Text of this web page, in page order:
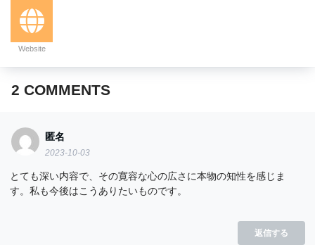
Website
2 COMMENTS
匿名
2023-10-03
とても深い内容で、その寛容な心の広さに本物の知性を感じま
す。私も今後はこうありたいものです。
返信する